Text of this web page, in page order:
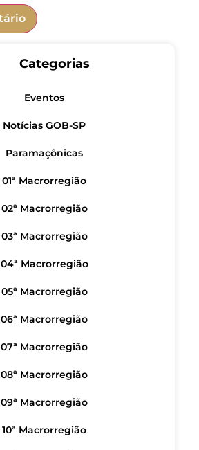
Categorias
Eventos
Notícias GOB-SP
Paramaçônicas
01ª Macrorregião
02ª Macrorregião
03ª Macrorregião
04ª Macrorregião
05ª Macrorregião
06ª Macrorregião
07ª Macrorregião
08ª Macrorregião
09ª Macrorregião
10ª Macrorregião